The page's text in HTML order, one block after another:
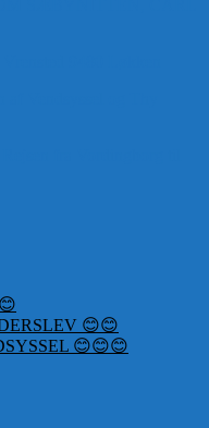
😊😊
😊😊😊